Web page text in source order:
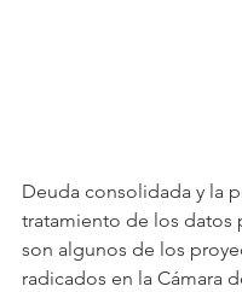
Deuda consolidada y la
tratamiento de los datos
son algunos de los
radicados en la Cámara